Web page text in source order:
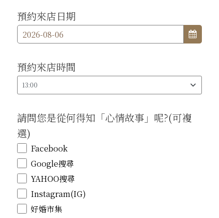
預約來店日期
預約來店時間
請問您是從何得知「心情故事」呢?(可複
選)
Facebook
Google搜尋
YAHOO搜尋
Instagram(IG)
好婚市集